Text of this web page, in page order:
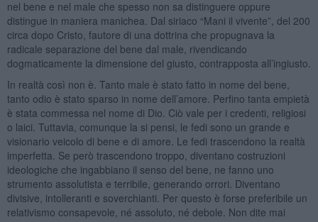
nel bene e nel male che spesso non sa distinguere oppure
distingue in maniera manichea. Dal siriaco “Mani il vivente”, del 200
circa dopo Cristo, fautore di una dottrina che propugnava la
radicale separazione del bene dal male, rivendicando
dogmaticamente la dimensione del giusto, contrapposta all’ingiusto.
In realtà così non è. Tanto male è stato fatto in nome del bene,
tanto odio è stato sparso in nome dell’amore. Perfino tanta empietà
è stata commessa nel nome di Dio. Ciò vale per i credenti, religiosi
o laici. Tuttavia, comunque la si pensi, le fedi sono un grande e
visionario veicolo di bene e di amore. Le fedi trascendono la realtà
imperfetta. Se però trascendono troppo, diventano costruzioni
ideologiche che ingabbiano il senso del bene, ne fanno uno
strumento assolutista e terribile, generando orrori. Diventano
divisive, intolleranti e soverchianti. Per questo è forse preferibile un
relativismo consapevole, né assoluto, né debole. Non dite mai